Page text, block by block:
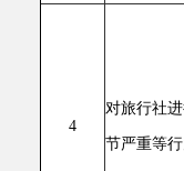
4
对旅行社
节严重等